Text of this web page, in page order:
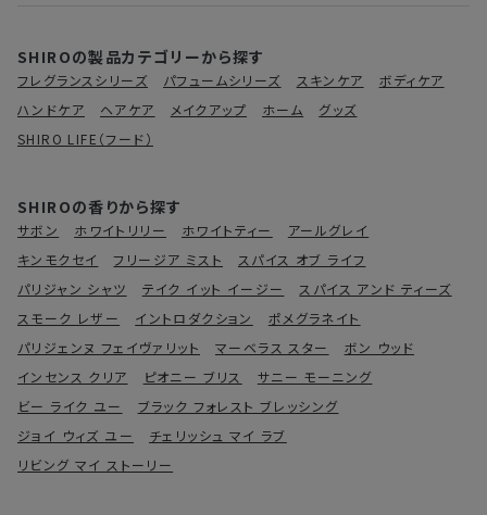
SHIROの製品カテゴリーから探す
フレグランスシリーズ パフュームシリーズ スキンケア
ボディケア
ハンドケア
ヘアケア メイクアップ ホーム
グッズ
SHIRO LIFE（フード）
SHIROの香りから探す
サボン ホワイトリリー ホワイトティー
アールグレイ
キンモクセイ
フリージア ミスト
スパイス オブ ライフ
パリジャン シャツ
テイク イット イージー
スパイス アンド ティーズ
スモーク レザー
イントロダクション
ポメグラネイト
パリジェンヌ フェイヴァリット
マーベラス スター
ボン ウッド
インセンス クリア
ピオニー ブリス
サニー モーニング
ビー ライク ユー
ブラック フォレスト ブレッシング
ジョイ ウィズ ユー
チェリッシュ マイ ラブ
リビング マイ ストーリー